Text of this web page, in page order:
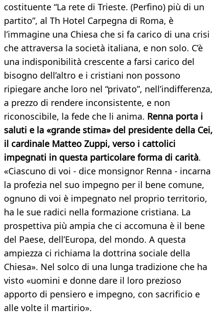
costituente “La rete di Trieste. (Perfino) più di un
partito”, al Th Hotel Carpegna di Roma, è
l’immagine una Chiesa che si fa carico di una crisi
che attraversa la società italiana, e non solo. C’è
una indisponibilità crescente a farsi carico del
bisogno dell’altro e i cristiani non possono
ripiegare anche loro nel “privato”, nell’indifferenza,
a prezzo di rendere inconsistente, e non
riconoscibile, la fede che li anima. Renna porta i
saluti e la «grande stima» del presidente della Cei,
il cardinale Matteo Zuppi, verso i cattolici
impegnati in questa particolare forma di carità.
«Ciascuno di voi - dice monsignor Renna - incarna
la profezia nel suo impegno per il bene comune,
ognuno di voi è impegnato nel proprio territorio,
ha le sue radici nella formazione cristiana. La
prospettiva più ampia che ci accomuna è il bene
del Paese, dell’Europa, del mondo. A questa
ampiezza ci richiama la dottrina sociale della
Chiesa». Nel solco di una lunga tradizione che ha
visto «uomini e donne dare il loro prezioso
apporto di pensiero e impegno, con sacrificio e
alle volte il martirio».